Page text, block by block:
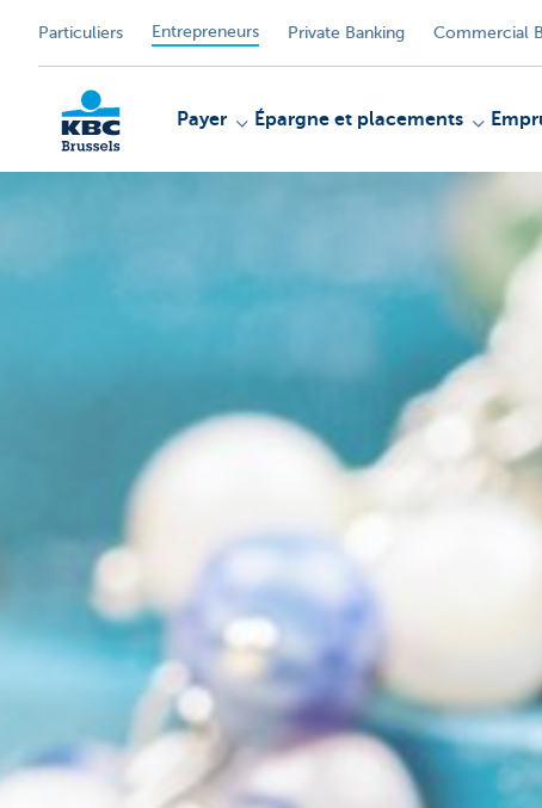
Particuliers Entrepreneurs Private Banking Commercial
Payer Épargne et placements